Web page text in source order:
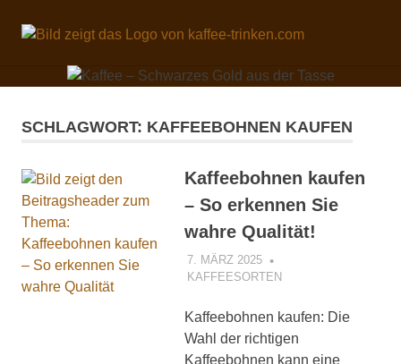
Inhalt
–
Gold
aus
steht
der
Getränke
in
vielen
Ländern,
vor
in
SCHLAGWORT: KAFFEEBOHNEN KAUFEN
Kaffeebohnen kaufen
– So erkennen Sie
wahre Qualität!
7. MÄRZ 2025
WEIDINGER
KAFFEESORTEN
Kaffeebohnen kaufen: Die
Wahl der richtigen
Kaffeebohnen kann eine